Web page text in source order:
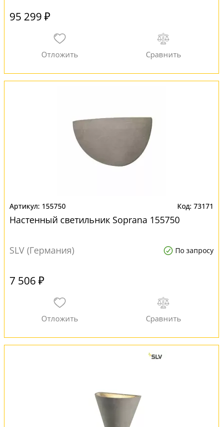
95 299 ₽
155750 73171
Настенный светильник Soprana 155750
SLV (Германия) По запросу
7 506 ₽